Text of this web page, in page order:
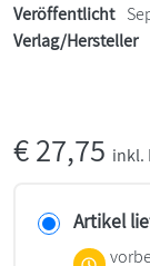
Veröffentlicht
Verlag/Hersteller
€27,75 inkl.
Artikel